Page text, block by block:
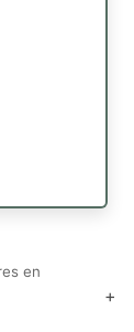
en
+